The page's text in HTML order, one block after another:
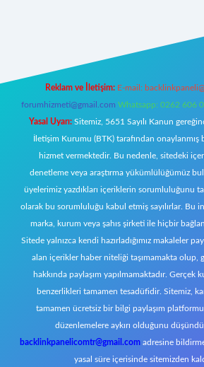
Reklam ve İletişim: E-mail:
forumhizmeti@gmail.com Whatsapp: 0262 606
Yasal Uyarı: Sitemiz, 5651 Sayılı Kanun
İletişim Kurumu (BTK) tarafından onaylanmış
hizmet vermektedir. Bu nedenle, sitedeki
denetleme veya araştırma yükümlülüğümüz
üyelerimiz yazdıkları içeriklerin sorumluluğunu
olarak bu sorumluluğu kabul etmiş sayılırlar. Bu
marka, kurum veya şahıs şirketi ile hiçbir
Sitede yalnızca kendi hazırladığımız makaleler
alan içerikler haber niteliği taşımamakta olup,
hakkında paylaşım yapılmamaktadır. Gerçek
benzerlikleri tamamen tesadüfidir. Sitemiz,
tamamen ücretsiz bir bilgi paylaşım
düzenlemelere aykırı olduğunu
backlinkpanelicomtr@gmail.com adresine
yasal süre içerisinde sitemizden